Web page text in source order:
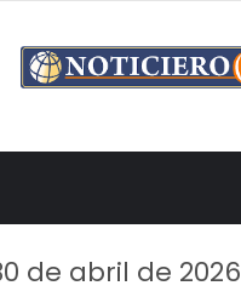
de abril de 2026